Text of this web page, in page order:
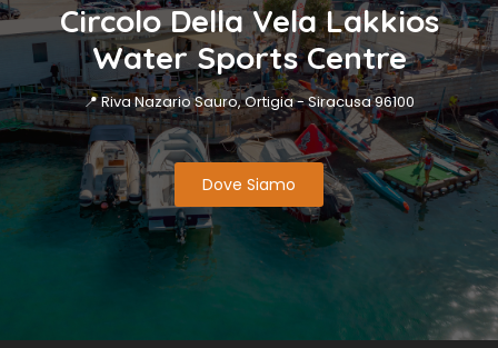
Circolo Della Vela Lakkios
Water Sports Centre
📍 Riva Nazario Sauro, Ortigia - Siracusa 96100
Dove Siamo